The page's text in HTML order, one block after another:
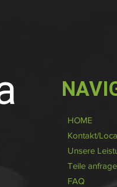
HOME
Kontakt/
Unsere
Teile
FAQ